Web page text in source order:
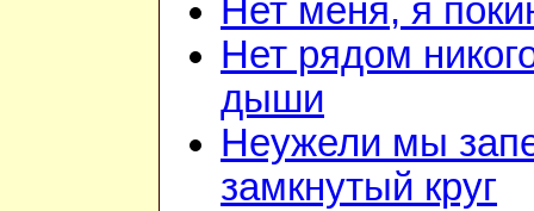
Нет меня, я
Нет рядом
дыши
Неужели мы
замкнутый круг